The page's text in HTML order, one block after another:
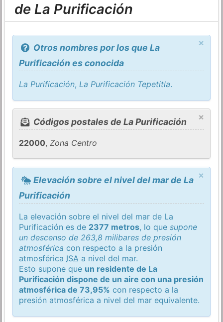
de La Purificación
×
Otros nombres por los que La
Purificación es conocida
La Purificación,La Purificación Tepetitla.
×
Códigos postales de La Purificación
22000,Zona Centro
×
Elevación sobre el nivel del mar de La
Purificación
La elevación sobre el nivel del mar de La
Purificación es de 2377 metros, lo quesupone
un descenso de 263,8 milibares de presión
atmosférica con respecto a la presión
atmosférica ISA a nivel del mar.
Esto supone que un residente de La
Purificación dispone de un aire con una presión
atmosférica de 73,95% con respecto a la
presión atmosférica a nivel del mar equivalente.